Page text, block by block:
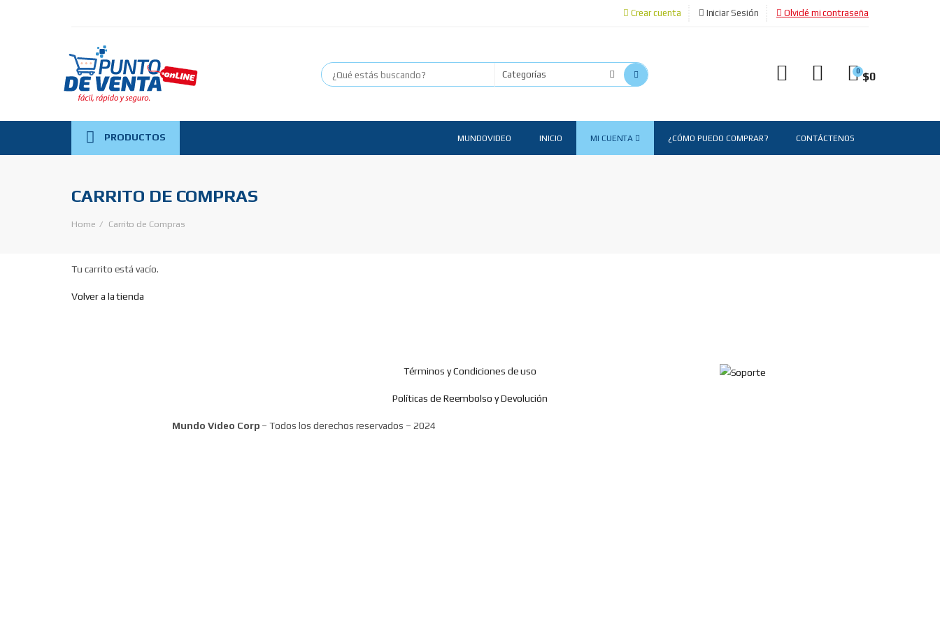
Crear cuenta Iniciar Sesión Olvidé mi contraseña
0 $0
PRODUCTOS MUNDOVIDEO INICIO MI CUENTA ¿CÓMO PUEDO COMPRAR? CONTÁCTENOS
CARRITO DE COMPRAS
Home Carrito de Compras
Tu carrito está vacío.
Volver a la tienda
Términos y Condiciones de uso
Políticas de Reembolso y Devolución
Mundo Video Corp – Todos los derechos reservados – 2024